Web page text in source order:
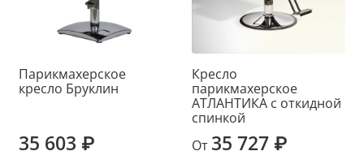
Парикмахерское
кресло Бруклин
35 603 ₽
Кресло
парикмахерское
АТЛАНТИКА с откидной
спинкой
От 35 727 ₽